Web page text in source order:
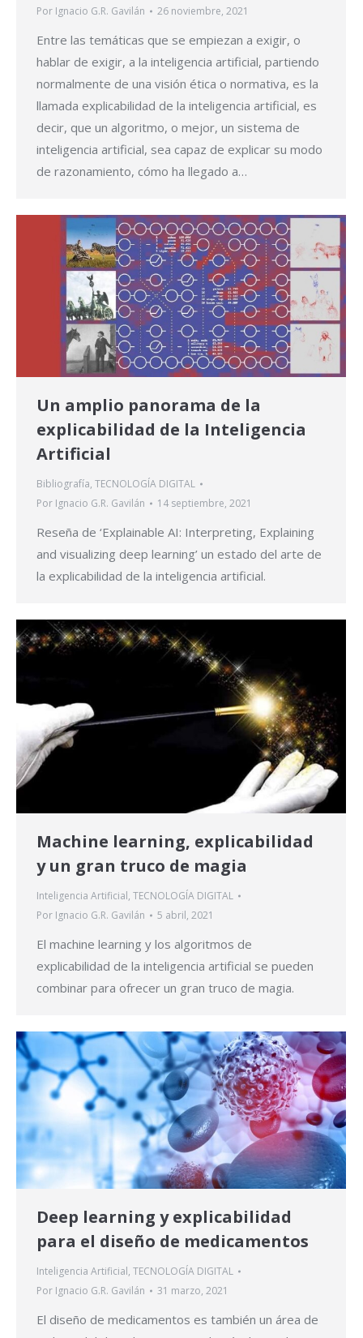
Por Ignacio G.R. Gavilán 26 noviembre, 2021
Entre las temáticas que se empiezan a exigir, o
hablar de exigir, a la inteligencia artificial, partiendo
normalmente de una visión ética o normativa, es la
llamada explicabilidad de la inteligencia artificial, es
decir, que un algoritmo, o mejor, un sistema de
inteligencia artificial, sea capaz de explicar su modo
de razonamiento, cómo ha llegado a…
Un amplio panorama de la
explicabilidad de la Inteligencia
Artificial
Bibliografía, TECNOLOGÍA DIGITAL
Por Ignacio G.R. Gavilán 14 septiembre, 2021
Reseña de ‘Explainable AI: Interpreting, Explaining
and visualizing deep learning’ un estado del arte de
la explicabilidad de la inteligencia artificial.
Machine learning, explicabilidad
y un gran truco de magia
Inteligencia Artificial, TECNOLOGÍA DIGITAL
Por Ignacio G.R. Gavilán 5 abril, 2021
El machine learning y los algoritmos de
explicabilidad de la inteligencia artificial se pueden
combinar para ofrecer un gran truco de magia.
Deep learning y explicabilidad
para el diseño de medicamentos
Inteligencia Artificial, TECNOLOGÍA DIGITAL
Por Ignacio G.R. Gavilán 31 marzo, 2021
El diseño de medicamentos es también un área de